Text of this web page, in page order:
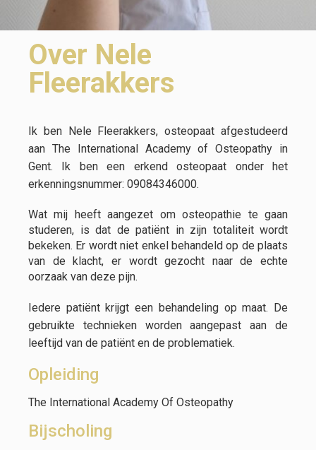
Over Nele
Fleerakkers
Ik ben Nele Fleerakkers, osteopaat afgestudeerd
aan The International Academy of Osteopathy in
Gent. Ik ben een erkend osteopaat onder het
erkenningsnummer: 09084346000.
Wat mij heeft aangezet om osteopathie te gaan
studeren, is dat de patiënt in zijn totaliteit wordt
bekeken. Er wordt niet enkel behandeld op de plaats
van de klacht, er wordt gezocht naar de echte
oorzaak van deze pijn.
Iedere patiënt krijgt een behandeling op maat. De
gebruikte technieken worden aangepast aan de
leeftijd van de patiënt en de problematiek.
Opleiding
The International Academy Of Osteopathy
Bijscholing